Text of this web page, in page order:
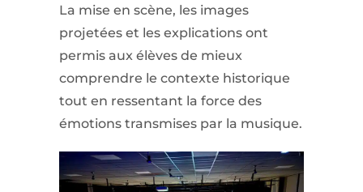
La mise en scène, les images
projetées et les explications ont
permis aux élèves de mieux
comprendre le contexte historique
tout en ressentant la force des
émotions transmises par la musique.